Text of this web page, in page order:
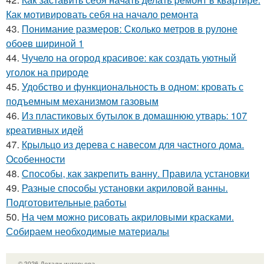
Как мотивировать себя на начало ремонта
43. Понимание размеров: Сколько метров в рулоне
обоев шириной 1
44. Чучело на огород красивое: как создать уютный
уголок на природе
45. Удобство и функциональность в одном: кровать с
подъемным механизмом газовым
46. Из пластиковых бутылок в домашнюю утварь: 107
креативных идей
47. Крыльцо из дерева с навесом для частного дома.
Особенности
48. Способы, как закрепить ванну. Правила установки
49. Разные способы установки акриловой ванны.
Подготовительные работы
50. На чем можно рисовать акриловыми красками.
Собираем необходимые материалы